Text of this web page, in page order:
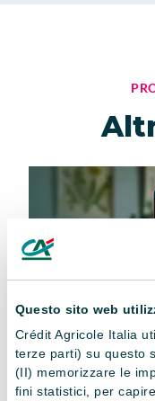
Questo sito web
Crédit Agricole Italia
terze parti) su questo
(II) memorizzare le
fini statistici, per
Carta di